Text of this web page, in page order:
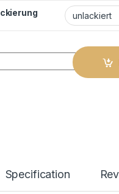
Porsche Style 03
Specification